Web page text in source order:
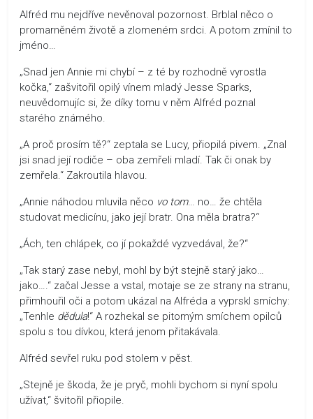
Alfréd mu nejdříve nevěnoval pozornost. Brblal něco o
promarněném životě a zlomeném srdci. A potom zmínil to
jméno…
„Snad jen Annie mi chybí – z té by rozhodně vyrostla
kočka,“ zašvitořil opilý vínem mladý Jesse Sparks,
neuvědomujíc si, že díky tomu v něm Alfréd poznal
starého známého.
„A proč prosím tě?“ zeptala se Lucy, přiopilá pivem. „Znal
jsi snad její rodiče – oba zemřeli mladí. Tak či onak by
zemřela.“ Zakroutila hlavou.
„Annie náhodou mluvila něco vo tom… no… že chtěla
studovat medicínu, jako její bratr. Ona měla bratra?“
„Ách, ten chlápek, co jí pokaždé vyzvedával, že?“
„Tak starý zase nebyl, mohl by být stejně starý jako…
jako….“ začal Jesse a vstal, motaje se ze strany na stranu,
přimhouřil oči a potom ukázal na Alfréda a vyprskl smíchy:
„Tenhle dědula!“ A rozhekal se pitomým smíchem opilců
spolu s tou dívkou, která jenom přitakávala.
Alfréd sevřel ruku pod stolem v pěst.
„Stejně je škoda, že je pryč, mohli bychom si nyní spolu
užívat,“ švitořil přiopile.